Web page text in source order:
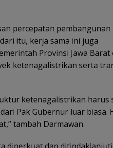
percepatan pembangunan
itu, kerja sama ini juga
Provinsi Jawa Barat
ketenagalistrikan serta
ketenagalistrikan harus
Pak Gubernur luar biasa.
tambah Darmawan.